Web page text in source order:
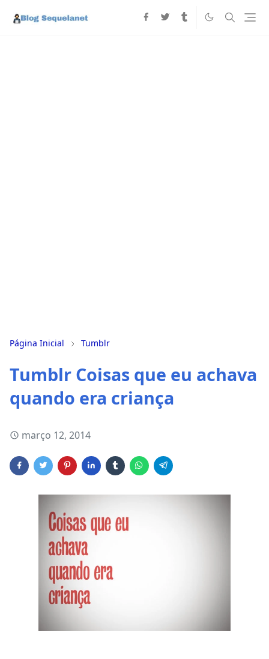
Página Inicial Tumblr
Tumblr Coisas que eu achava
quando era criança
março 12, 2014